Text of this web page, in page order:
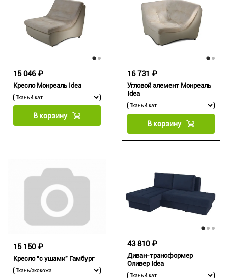
Кресло Монреаль Idea
15 046 ₽
В корзину
Угловой элемент Монреаль
Idea
16 731 ₽
В корзину
Кресло "с ушами" Гамбург
15 150 ₽
Диван-трансформер
Оливер Idea
43 810 ₽